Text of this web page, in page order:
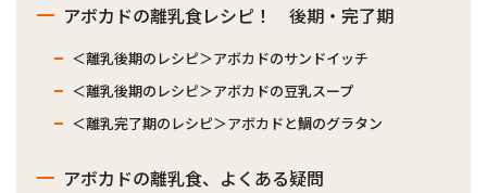
アボカドの離乳食レシピ！ 後期・完了期
＜離乳後期のレシピ＞アボカドのサンドイッチ
＜離乳後期のレシピ＞アボカドの豆乳スープ
＜離乳完了期のレシピ＞アボカドと鯛のグラタン
アボカドの離乳食、よくある疑問